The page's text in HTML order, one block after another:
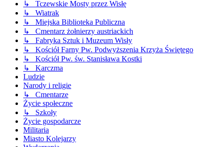
↳ Tczewskie Mosty przez Wisłę
↳ Wiatrak
↳ Miejska Biblioteka Publiczna
↳ Cmentarz żołnierzy austriackich
↳ Fabryka Sztuk i Muzeum Wisły
↳ Kościół Farny Pw. Podwyższenia Krzyża Świętego
↳ Kościół Pw. św. Stanisława Kostki
↳ Karczma
Ludzie
Narody i religie
↳ Cmentarze
Życie społeczne
↳ Szkoły
Życie gospodarcze
Militaria
Miasto Kolejarzy